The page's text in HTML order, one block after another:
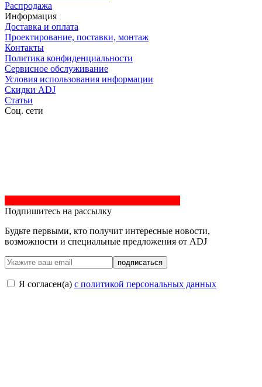
Распродажа
Информация
Доставка и оплата
Проектирование, поставки, монтаж
Контакты
Политика конфиденциальности
Сервисное обслуживание
Условия использования информации
Скидки ADJ
Статьи
Соц. сети
Подпишитесь на рассылку
Будьте первыми, кто получит интересные новости,
возможности и специальные предложения от ADJ
подписаться
Я согласен(a) с политикой персональных данных